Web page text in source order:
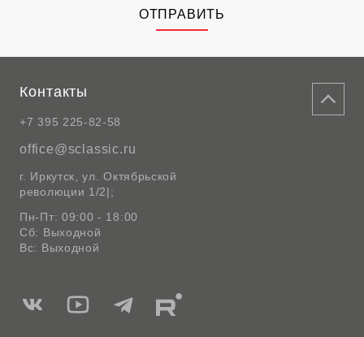
ОТПРАВИТЬ
Контакты
+7 395 225-82-58
office@sclassic.ru
г. Иркутск, ул. Октябрьской
революции 1/2|;
Пн-Пт: 09:00 - 18:00
Сб: Выходной
Вс: Выходной
Мы
Мы
Мы
Мы